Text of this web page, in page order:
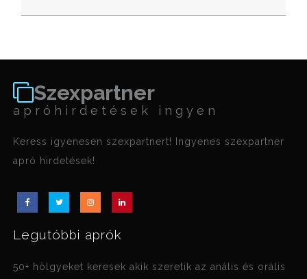
Szexpartner
apróhirdetések ingyen
Keress igyenesen szexpartnert! Ingyenes szexpartner
apró hirdetések!
Legutóbbi aprók
50+ hölgyeket keresek akik szeretik az anális és orális